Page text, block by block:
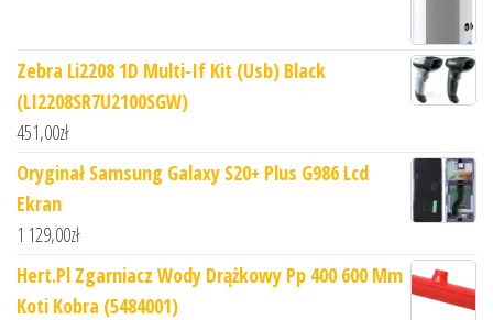
Zebra Li2208 1D Multi-If Kit (Usb) Black
(LI2208SR7U2100SGW)
451,00zł
Oryginał Samsung Galaxy S20+ Plus G986 Lcd
Ekran
1 129,00zł
Hert.Pl Zgarniacz Wody Drążkowy Pp 400 600 Mm
Koti Kobra (5484001)